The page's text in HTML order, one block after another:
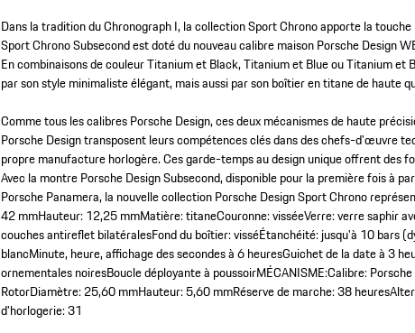
Dans la tradition du Chronograph I, la collection Sport Chrono apporte la
Sport Chrono Subsecond est doté du nouveau calibre maison Porsche Design
En combinaisons de couleur Titanium et Black, Titanium et Blue ou Titanium
par son style minimaliste élégant, mais aussi par son boîtier en titane de haute
Comme tous les calibres Porsche Design, ces deux mécanismes de haute
Porsche Design transposent leurs compétences clés dans des chefs-d'œuvre
propre manufacture horlogère. Ces garde-temps au design unique offrent des
Avec la montre Porsche Design Subsecond, disponible pour la première fois à
Porsche Panamera, la nouvelle collection Porsche Design Sport Chrono
42 mmHauteur: 12,25 mmMatière: titaneCouronne: visséeVerre: verre saphir
couches antireflet bilatéralesFond du boîtier: visséÉtanchéité: jusqu'à 10 bars
blancMinute, heure, affichage des secondes à 6 heuresGuichet de la date à 3
ornementales noiresBoucle déployante à poussoirMÉCANISME:Calibre:
RotorDiamètre: 25,60 mmHauteur: 5,60 mmRéserve de marche: 38
d'horlogerie: 31